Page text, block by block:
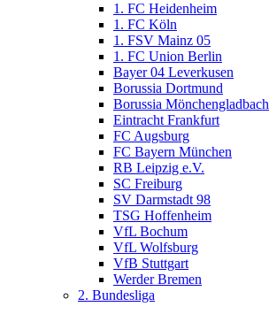
1. FC Heidenheim
1. FC Köln
1. FSV Mainz 05
1. FC Union Berlin
Bayer 04 Leverkusen
Borussia Dortmund
Borussia Mönchengladbach
Eintracht Frankfurt
FC Augsburg
FC Bayern München
RB Leipzig e.V.
SC Freiburg
SV Darmstadt 98
TSG Hoffenheim
VfL Bochum
VfL Wolfsburg
VfB Stuttgart
Werder Bremen
2. Bundesliga